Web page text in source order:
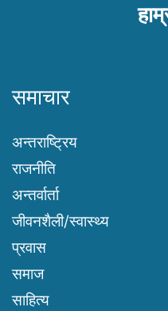
समाचार
अन्तराष्ट्रिय
राजनीति
अन्तर्वार्ता
जीवनशैली/स्वास्थ्य
प्रवास
समाज
साहित्य